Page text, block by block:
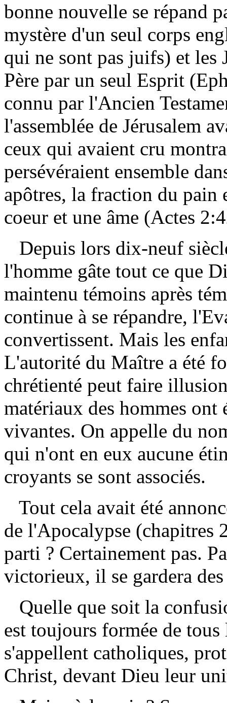
bonne nouvelle se répand
mystère d'un seul corps
qui ne sont pas juifs) et les
Père par un seul Esprit
connu par l'Ancien
l'assemblée de Jérusalem
ceux qui avaient cru
persévéraient ensemble
apôtres, la fraction du pain
coeur et une âme (Actes
Depuis lors dix-neuf
l'homme gâte tout ce que
maintenu témoins après
continue à se répandre,
convertissent. Mais les
L'autorité du Maître a été
chrétienté peut faire
matériaux des hommes ont
vivantes. On appelle du
qui n'ont en eux aucune
croyants se sont associés.
Tout cela avait été
de l'Apocalypse (chapitres
parti ? Certainement pas.
victorieux, il se gardera
Quelle que soit la
est toujours formée de
s'appellent catholiques,
Christ, devant Dieu leur